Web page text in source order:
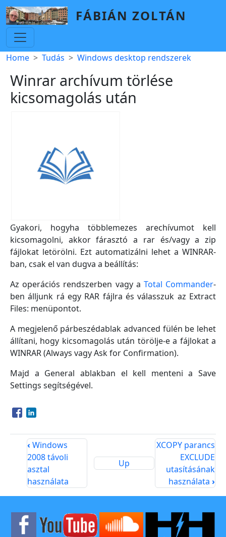
Skip to main content
FÁBIÁN ZOLTÁN
Breadcrumb
Home Tudás Windows desktop rendszerek
Winrar archívum törlése
kicsomagolás után
Gyakori, hogyha többlemezes arechívumot kell
kicsomagolni, akkor fárasztó a rar és/vagy a zip
fájlokat letörölni. Ezt automatizálni lehet a WINRAR-
ban, csak el van dugva a beállítás:
Az operációs rendszerben vagy a Total Commander-
ben álljunk rá egy RAR fájlra és válasszuk az Extract
Files: menüpontot.
A megjelenő párbeszédablak advanced fülén be lehet
állítani, hogy kicsomagolás után törölje-e a fájlokat a
WINRAR (Always vagy Ask for Confirmation).
Majd a General ablakban el kell menteni a Save
Settings segítségével.
Opens in a new window
Opens in a new window
‹ Windows
2008 távoli
asztal
használata
Up
XCOPY parancs
EXCLUDE
utasításának
használata›